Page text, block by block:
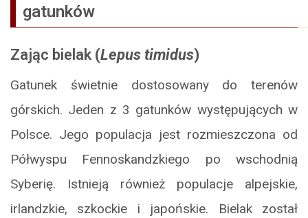
gatunków
Zając bielak (Lepus timidus)
Gatunek świetnie dostosowany do terenów
górskich. Jeden z 3 gatunków występujących w
Polsce. Jego populacja jest rozmieszczona od
Półwyspu Fennoskandzkiego po wschodnią
Syberię. Istnieją również populacje alpejskie,
irlandzkie, szkockie i japońskie. Bielak został